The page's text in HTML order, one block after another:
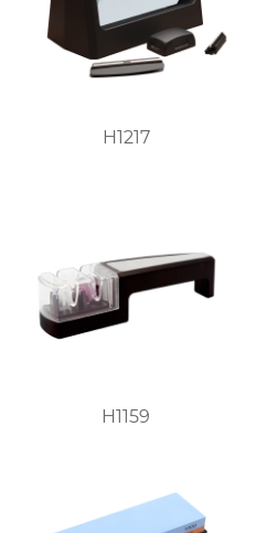
H1217
H1159